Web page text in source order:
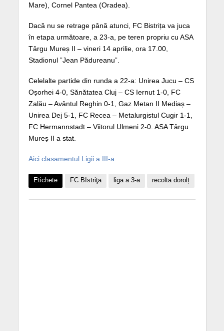
Mare), Cornel Pantea (Oradea).
Dacă nu se retrage până atunci, FC Bistrița va juca
în etapa următoare, a 23-a, pe teren propriu cu ASA
Târgu Mureș II – vineri 14 aprilie, ora 17.00,
Stadionul ”Jean Pădureanu”.
Celelalte partide din runda a 22-a: Unirea Jucu – CS
Oșorhei 4-0, Sănătatea Cluj – CS Iernut 1-0, FC
Zalău – Avântul Reghin 0-1, Gaz Metan II Mediaș –
Unirea Dej 5-1, FC Recea – Metalurgistul Cugir 1-1,
FC Hermannstadt – Viitorul Ulmeni 2-0. ASA Târgu
Mureș II a stat.
Aici clasamentul Ligii a III-a.
Etichete FC BIstriţa liga a 3-a recolta dorolț